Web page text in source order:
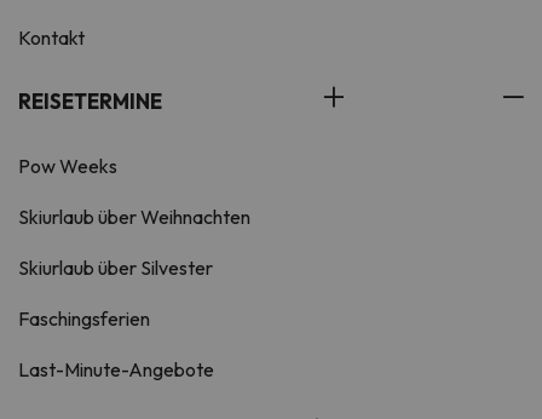
Kontakt
REISETERMINE
Pow Weeks
Skiurlaub über Weihnachten
Skiurlaub über Silvester
Faschingsferien
Last-Minute-Angebote